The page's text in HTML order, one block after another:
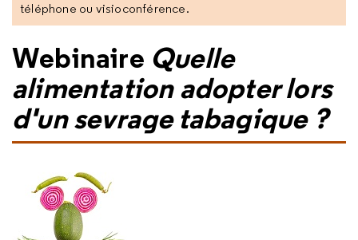
téléphone ou visioconférence.
Webinaire Quelle
alimentation adopter lors
d'un sevrage tabagique ?